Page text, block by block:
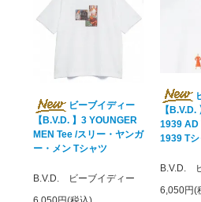
ビーブイディー
【B.V.D. 】3 YOUNGER
MEN Tee /スリー・ヤンガ
ー・メン Tシャツ
B.V.D. ビーブイディー
【
1939 AD
1939 T
B.V.D.
6,050円(